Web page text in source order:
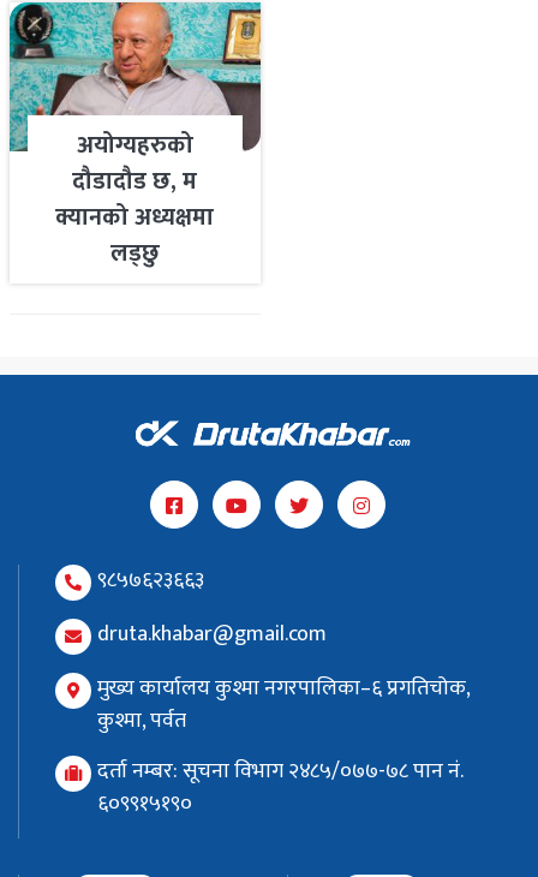
अयोग्यहरुको
दौडादौड छ, म
क्यानको अध्यक्षमा
लड्छु
९८५७६२३६६३
druta.khabar@gmail.com
मुख्य कार्यालय कुश्मा नगरपालिका–६ प्रगतिचोक,
कुश्मा, पर्वत
दर्ता नम्बर: सूचना विभाग २४८५/०७७-७८ पान नं.
६०९९१५१९०